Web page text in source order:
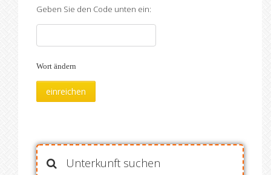
Geben Sie den Code unten ein:
Wort ändern
Unterkunft suchen